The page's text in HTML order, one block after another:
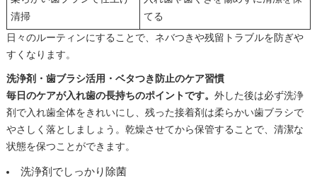
清掃
てる
日々のルーティンにすることで、ネバつきや残留トラブルを防ぎや
すくなります。
洗浄剤・歯ブラシ活用・ベタつき防止のケア習慣
毎日のケアが入れ歯の長持ちのポイントです。 外した後は必ず洗浄
剤で入れ歯全体をきれいにし、残った接着剤は柔らかい歯ブラシで
やさしく落としましょう。乾燥させてから保管することで、清潔な
状態を保つことができます。
洗浄剤でしっかり除菌